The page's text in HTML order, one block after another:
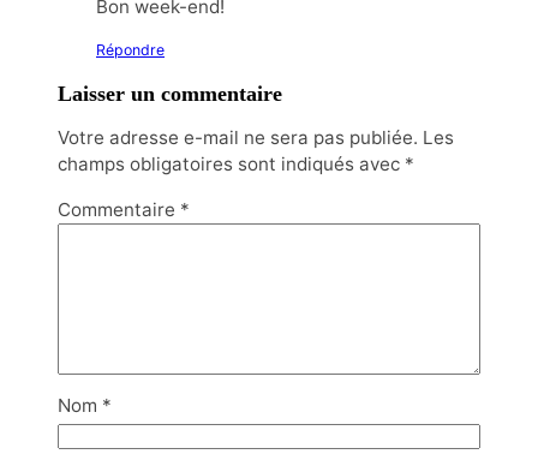
Bon week-end!
Répondre
Laisser un commentaire
Votre adresse e-mail ne sera pas publiée. Les
champs obligatoires sont indiqués avec *
Commentaire *
Nom *